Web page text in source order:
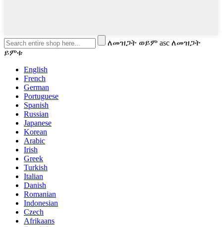
ለመዝጋት ወይም asc ለመዝጋት
ይምቱ
English
French
German
Portuguese
Spanish
Russian
Japanese
Korean
Arabic
Irish
Greek
Turkish
Italian
Danish
Romanian
Indonesian
Czech
Afrikaans